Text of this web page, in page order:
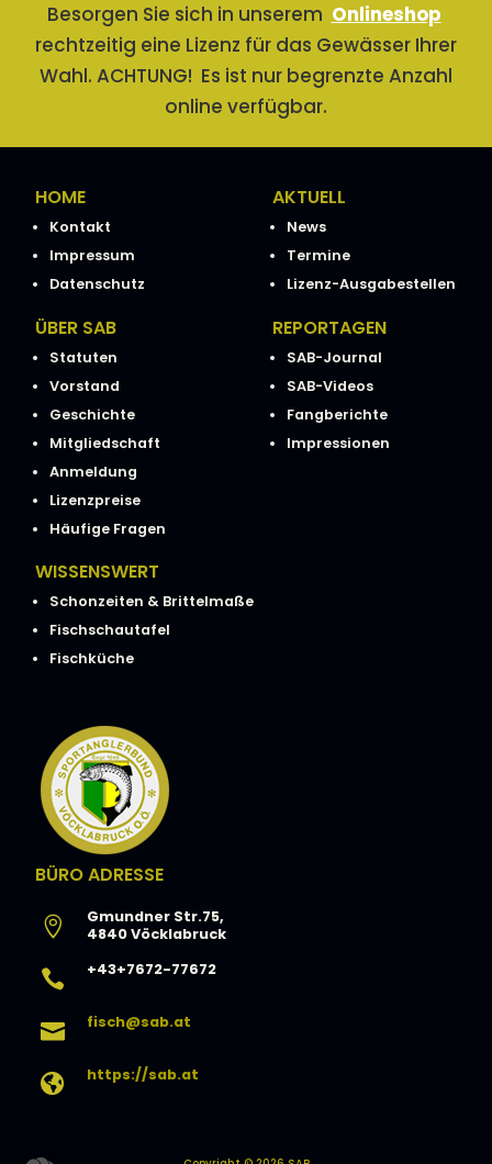
Besorgen Sie sich in unserem Onlineshop
rechtzeitig eine Lizenz für das Gewässer Ihrer
Wahl. ACHTUNG! Es ist nur begrenzte Anzahl
online verfügbar.
HOME
Kontakt
Impressum
Datenschutz
AKTUELL
News
Termine
Lizenz-Ausgabestellen
ÜBER SAB
Statuten
Vorstand
Geschichte
Mitgliedschaft
Anmeldung
Lizenzpreise
Häufige Fragen
REPORTAGEN
SAB-Journal
SAB-Videos
Fangberichte
Impressionen
WISSENSWERT
Schonzeiten & Brittelmaße
Fischschautafel
Fischküche
BÜRO ADRESSE

Gmundner Str.75,
4840 Vöcklabruck
 +43+7672-77672
 fisch@sab.at
 https://sab.at